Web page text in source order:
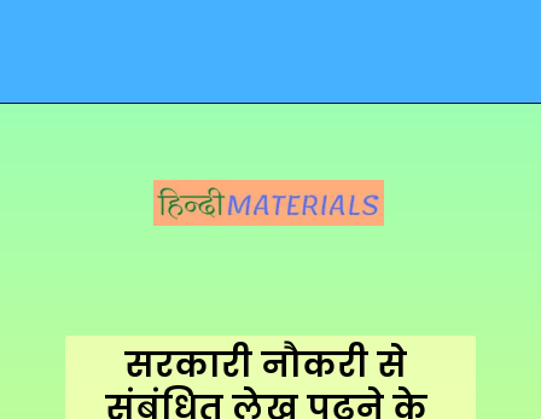
सरकारी नौकरी से
संबंधित लेख पढ़ने के